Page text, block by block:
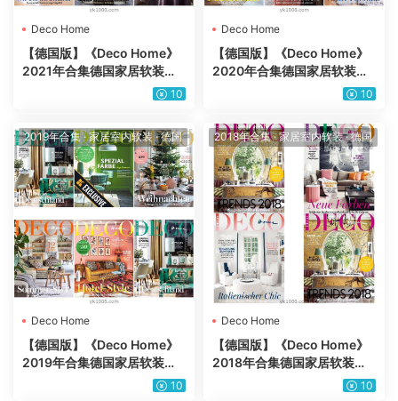
Deco Home
【德国版】《Deco Home》
2021年合集德国家居软装室
内设计家具装饰灵感装修参考
10
Deco Home
【德国版】《Deco Home》
2020年合集德国家居软装室
内设计家具装饰灵感装修参考
10
2019年合集·家居室内软装·德国
Deco Home
【德国版】《Deco Home》
2019年合集德国家居软装室
内设计家具装饰灵感装修参考
10
2018年合集·家居室内软装·德国
Deco Home
【德国版】《Deco Home》
2018年合集德国家居软装室
内设计家具装饰灵感装修参考
10